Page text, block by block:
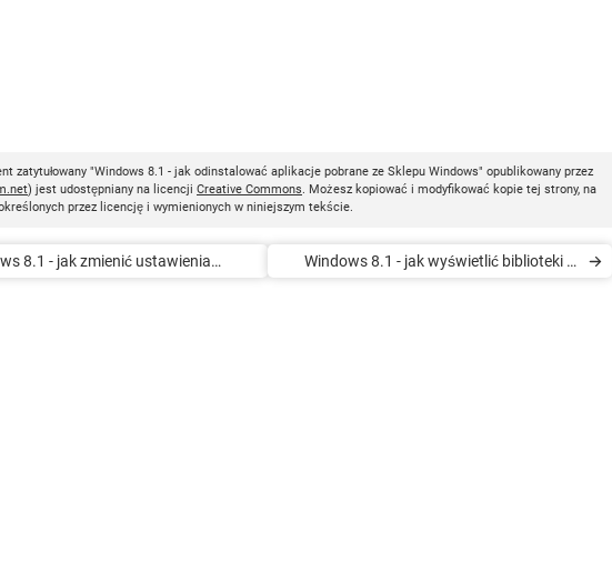
zatytułowany "Windows 8.1 - jak odinstalować aplikacje pobrane ze Sklepu Windows" opublikowany przez
) jest udostępniany na licencji Creative Commons. Możesz kopiować i modyfikować kopie tej strony, na
przez licencję i wymienionych w niniejszym tekście.
8.1 - jak zmienić ustawienia
Windows 8.1 - jak wyświetlić biblioteki w